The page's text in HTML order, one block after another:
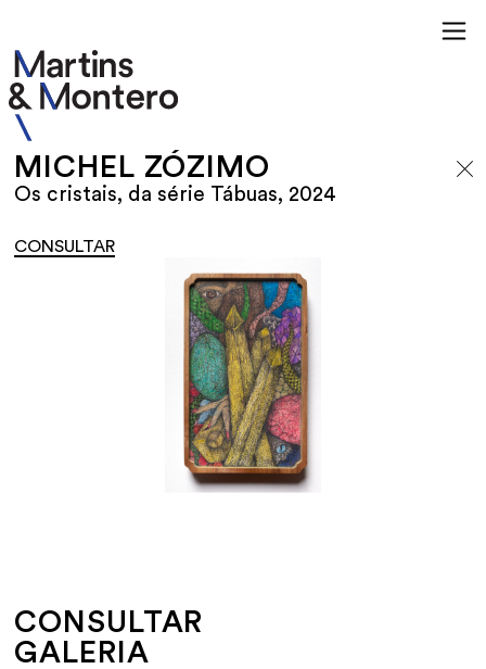
MICHEL ZÓZIMO
Os cristais, da série Tábuas, 2024
CONSULTAR
CONSULTAR
GALERIA